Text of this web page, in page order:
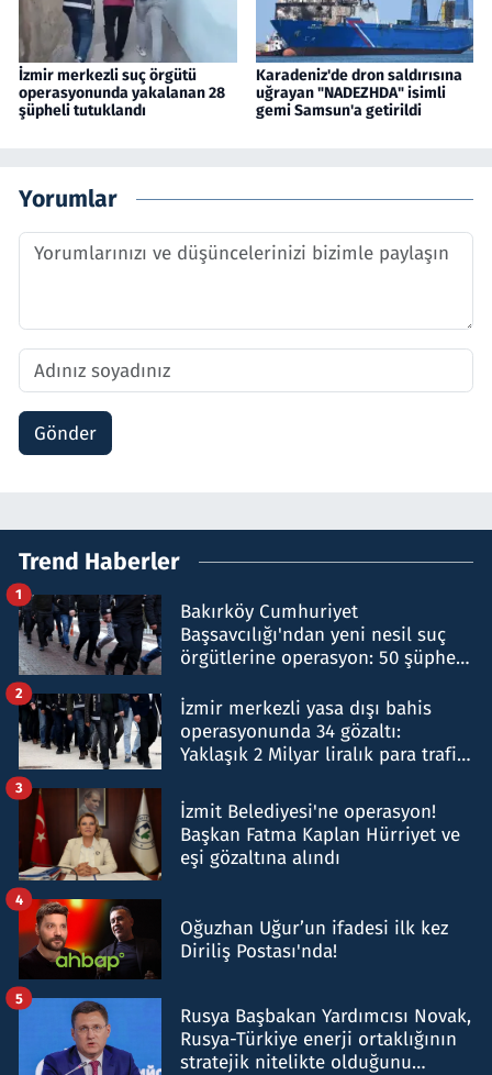
İzmir merkezli suç örgütü
operasyonunda yakalanan 28
şüpheli tutuklandı
Karadeniz'de dron saldırısına
uğrayan "NADEZHDA" isimli
gemi Samsun'a getirildi
Yorumlar
Gönder
Trend Haberler
Bakırköy Cumhuriyet
Başsavcılığı'ndan yeni nesil suç
örgütlerine operasyon: 50 şüpheli
1
İzmir merkezli yasa dışı bahis
operasyonunda 34 gözaltı:
Yaklaşık 2 Milyar liralık para trafiği
2
İzmit Belediyesi'ne operasyon!
Başkan Fatma Kaplan Hürriyet ve
eşi gözaltına alındı
3
Oğuzhan Uğur’un ifadesi ilk kez
Diriliş Postası'nda!
4
Rusya Başbakan Yardımcısı Novak,
Rusya-Türkiye enerji ortaklığının
stratejik nitelikte olduğunu
5